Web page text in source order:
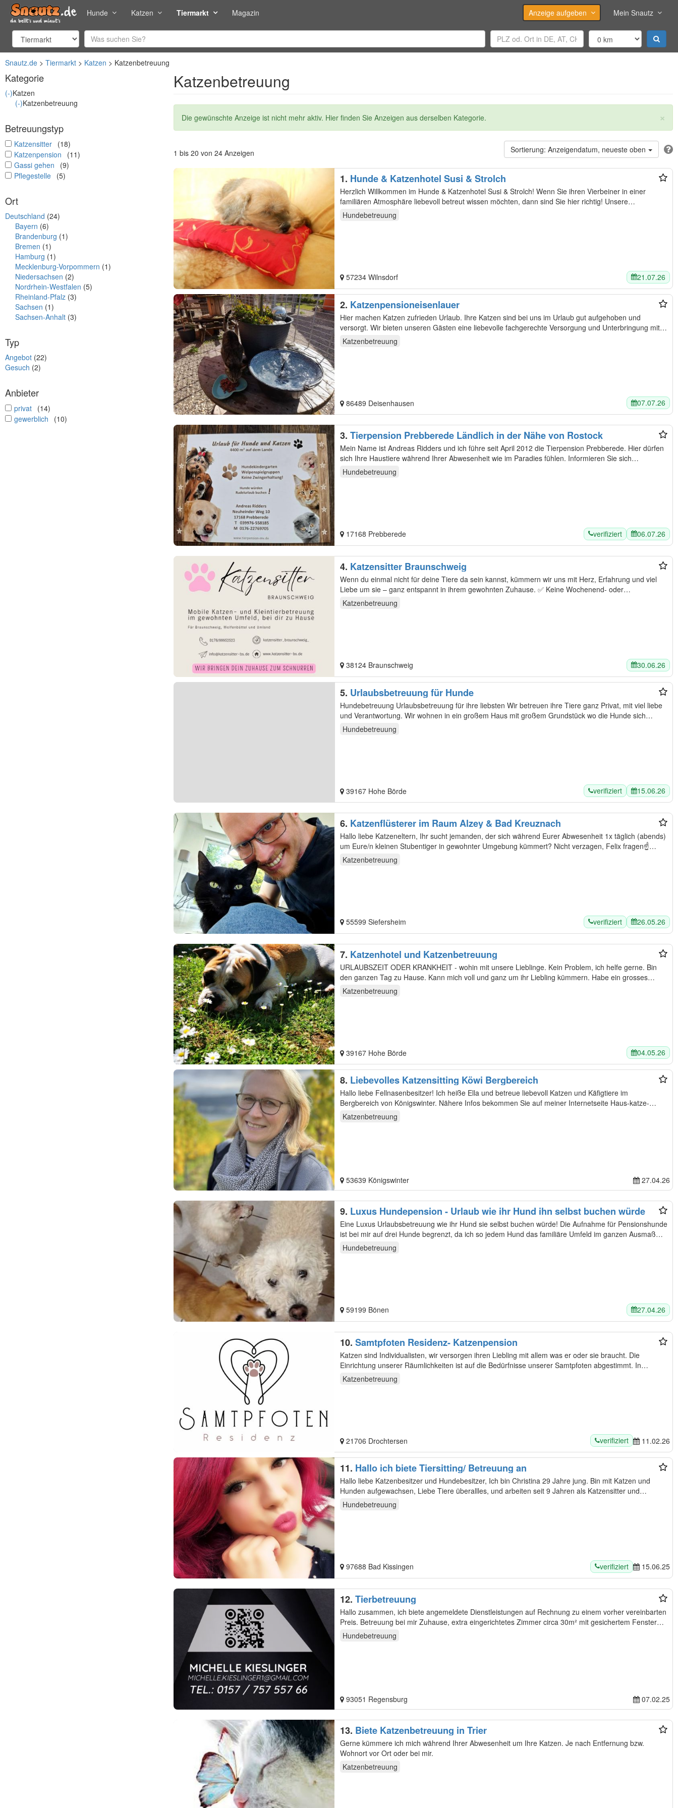
Hunde Katzen Tiermarkt Magazin Anzeige aufgeben Mein Snautz
Snautz.de Tiermarkt Katzen Katzenbetreuung
Kategorie
(-)Katzen
(-)Katzenbetreuung
Betreuungstyp
undefined
Katzensitter (18)
undefined
Katzenpension
(11)
undefined
Gassi gehen
(9)
undefined
Pflegestelle (5)
Ort
Deutschland (24)
Bayern (6)
Brandenburg (1)
Bremen (1)
Hamburg (1)
Mecklenburg-Vorpommern (1)
Niedersachsen (2)
Nordrhein-Westfalen (5)
Rheinland-Pfalz (3)
Sachsen (1)
Sachsen-Anhalt (3)
Typ
Angebot (22)
Gesuch (2)
Anbieter
undefined
privat (14)
undefined
gewerblich (10)
Katzenbetreuung
×
Statusmeldung
Die gewünschte Anzeige ist nicht mehr aktiv. Hier finden Sie Anzeigen aus derselben Kategorie.
Anzeigendatum, neueste oben
1 bis 20 von 24 Anzeigen
1. Hunde & Katzenhotel Susi & Strolch
Herzlich Willkommen im Hunde & Katzenhotel Susi & Strolch! Wenn Sie ihren Vierbeiner in einer
familiären Atmosphäre liebevoll betreut wissen möchten, dann sind Sie hier richtig! Unsere…
Hundebetreuung
57234 Wilnsdorf 21.07.26
2. Katzenpensioneisenlauer
Hier machen Katzen zufrieden Urlaub. Ihre Katzen sind bei uns im Urlaub gut aufgehoben und
versorgt. Wir bieten unseren Gästen eine liebevolle fachgerechte Versorgung und Unterbringung mit…
Katzenbetreuung
86489 Deisenhausen 07.07.26
3. Tierpension Prebberede Ländlich in der Nähe von Rostock
Mein Name ist Andreas Ridders und ich führe seit April 2012 die Tierpension Prebberede. Hier dürfen
sich Ihre Haustiere während Ihrer Abwesenheit wie im Paradies fühlen. Informieren Sie sich…
Hundebetreuung
17168 Prebberede verifiziert 06.07.26
4. Katzensitter Braunschweig
Wenn du einmal nicht für deine Tiere da sein kannst, kümmern wir uns mit Herz, Erfahrung und viel
Liebe um sie – ganz entspannt in ihrem gewohnten Zuhause. ✅ Keine Wochenend- oder…
Katzenbetreuung
38124 Braunschweig 30.06.26
5. Urlaubsbetreuung für Hunde
Hundebetreuung Urlaubsbetreuung für ihre liebsten Wir betreuen ihre Tiere ganz Privat, mit viel liebe
und Verantwortung. Wir wohnen in ein großem Haus mit großem Grundstück wo die Hunde sich…
Hundebetreuung
39167 Hohe Börde verifiziert 15.06.26
6. Katzenflüsterer im Raum Alzey & Bad Kreuznach
Hallo liebe Katzeneltern, Ihr sucht jemanden, der sich während Eurer Abwesenheit 1x täglich (abends)
um Eure/n kleinen Stubentiger in gewohnter Umgebung kümmert? Nicht verzagen, Felix fragen☝️…
Katzenbetreuung
55599 Siefersheim verifiziert 26.05.26
7. Katzenhotel und Katzenbetreuung
URLAUBSZEIT ODER KRANKHEIT - wohin mit unsere Lieblinge. Kein Problem, ich helfe gerne. Bin
den ganzen Tag zu Hause. Kann mich voll und ganz um ihr Liebling kümmern. Habe ein grosses
Katzengehege mit…
Katzenbetreuung
39167 Hohe Börde 04.05.26
8. Liebevolles Katzensitting Köwi Bergbereich
Hallo liebe Fellnasenbesitzer! Ich heiße Ella und betreue liebevoll Katzen und Käfigtiere im
Bergbereich von Königswinter. Nähere Infos bekommen Sie auf meiner Internetseite Haus-katze-
maus.de.…
Katzenbetreuung
53639 Königswinter 27.04.26
9. Luxus Hundepension - Urlaub wie ihr Hund ihn selbst buchen würde
Eine Luxus Urlaubsbetreuung wie ihr Hund sie selbst buchen würde! Die Aufnahme für Pensionshunde
ist bei mir auf drei Hunde begrenzt, da ich so jedem Hund das familiäre Umfeld im ganzen Ausmaß…
Hundebetreuung
59199 Bönen 27.04.26
10. Samtpfoten Residenz- Katzenpension
Katzen sind Individualisten, wir versorgen ihren Liebling mit allem was er oder sie braucht. Die
Einrichtung unserer Räumlichkeiten ist auf die Bedürfnisse unserer Samtpfoten abgestimmt. In
jedem…
Katzenbetreuung
21706 Drochtersen verifiziert 11.02.26
11. Hallo ich biete Tiersitting/ Betreuung an
Hallo liebe Katzenbesitzer und Hundebesitzer, Ich bin Christina 29 Jahre jung. Bin mit Katzen und
Hunden aufgewachsen, Liebe Tiere überallles, und arbeiten seit 9 Jahren als Katzensitter und…
Hundebetreuung
97688 Bad Kissingen verifiziert 15.06.25
12. Tierbetreuung
Hallo zusammen, ich biete angemeldete Dienstleistungen auf Rechnung zu einem vorher vereinbarten
Preis. Betreuung bei mir Zuhause, extra eingerichtetes Zimmer circa 30m² mit gesichertem Fenster…
Hundebetreuung
93051 Regensburg 07.02.25
13. Biete Katzenbetreuung in Trier
Gerne kümmere ich mich während Ihrer Abwesenheit um Ihre Katzen. Je nach Entfernung bzw.
Wohnort vor Ort oder bei mir.
Katzenbetreuung